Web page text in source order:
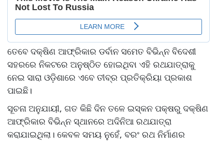
ତେବେ ଦକ୍ଷିଣ ଆଫ୍ରିକାର ଡର୍ବାନ ସମେତ ବିଭିନ୍ନ ବିଦେଶୀ
ସହରରେ ନିକଟରେ ଅନୁଷ୍ଠିତ ହୋଇଥିବା ଏହି ରଥଯାତ୍ରାକୁ
ନେଇ ସାରା ଓଡ଼ିଶାରେ ଏବେ ତୀବ୍ର ପ୍ରତିକ୍ରିୟା ପ୍ରକାଶ
ପାଇଛି।
ସୂଚନା ଅନୁଯାୟୀ, ଗତ କିଛି ଦିନ ତଳେ ଇସ୍କନ ପକ୍ଷରୁ ଦକ୍ଷିଣ
ଆଫ୍ରିକାର ବିଭିନ୍ନ ସ୍ଥାନରେ ଅଦିନିଆ ରଥଯାତ୍ରା
କରାଯାଇଥିଲା। କେବଳ ସମୟ ନୁହେଁ, ବରଂ ରଥ ନିର୍ମାଣର